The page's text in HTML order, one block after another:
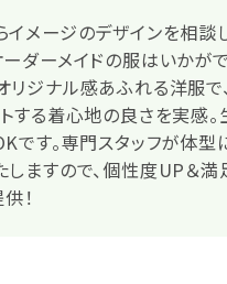
イメージのデザインを相談
ダーメイドの服はいかが
リジナル感あふれる洋服で
する着心地の良さを実感
です。専門スタッフが体型
しますので、個性度UP＆満
！